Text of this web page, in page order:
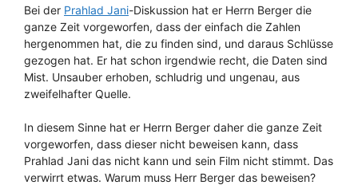
Bei der Prahlad Jani-Diskussion hat er Herrn Berger die
ganze Zeit vorgeworfen, dass der einfach die Zahlen
hergenommen hat, die zu finden sind, und daraus Schlüsse
gezogen hat. Er hat schon irgendwie recht, die Daten sind
Mist. Unsauber erhoben, schludrig und ungenau, aus
zweifelhafter Quelle.
In diesem Sinne hat er Herrn Berger daher die ganze Zeit
vorgeworfen, dass dieser nicht beweisen kann, dass
Prahlad Jani das nicht kann und sein Film nicht stimmt. Das
verwirrt etwas. Warum muss Herr Berger das beweisen?